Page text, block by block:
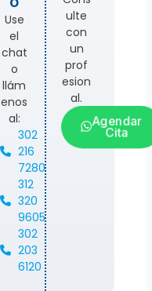
Use
el
chat
o
llám
enos
al:
302
216
7280
312
320
9605
302
203
6120
ulte
con
un
prof
esion
al.
Agendar
Cita